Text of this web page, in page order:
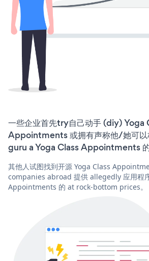
一些企业首先try自己动手 (diy) Yoga
Appointments 或拥有声称他/她可
guru a Yoga Class Appointments
其他人试图找到开源 Yoga Class
companies abroad 提供 allegedly 应用程
Appointments 的 at rock-bottom prices。